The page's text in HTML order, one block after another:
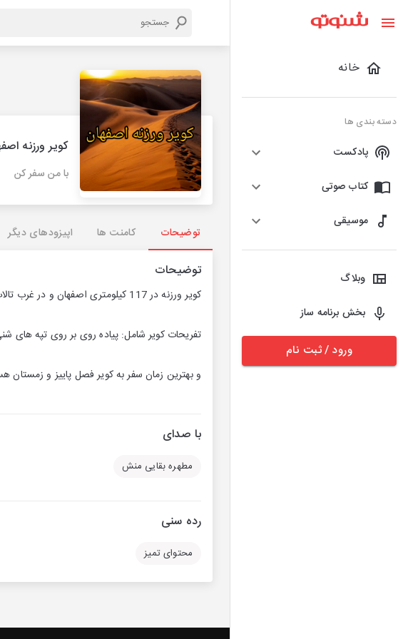
خانه
دسته بندی ها
پادکست
کتاب صوتی
موسیقی
وبلاگ
بخش برنامه ساز
ورود / ثبت نام
کویر ورزنه
با من سفر کن
توضیحات کامنت ها اپیزودهای دیگر
توضیحات
کویر ورزنه در 117 کیلومتری اصفهان و در غرب تالاب گاو خونی و حدود 530کیلومتر از تهران فاصله دارد.و موقعیت آن در مرکز ایران است.
تفریحات کویر شامل: پیاده روی بر روی تپه
و بهترین زمان سفر به کویر فصل پاییز و
با صدای
مطهره بقایی منش
رده سنی
محتوای تمیز